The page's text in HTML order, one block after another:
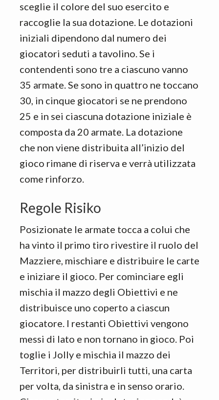
sceglie il colore del suo esercito e
raccoglie la sua dotazione. Le dotazioni
iniziali dipendono dal numero dei
giocatori seduti a tavolino. Se i
contendenti sono tre a ciascuno vanno
35 armate. Se sono in quattro ne toccano
30, in cinque giocatori se ne prendono
25 e in sei ciascuna dotazione iniziale è
composta da 20 armate. La dotazione
che non viene distribuita all’inizio del
gioco rimane di riserva e verrà utilizzata
come rinforzo.
Regole Risiko
Posizionate le armate tocca a colui che
ha vinto il primo tiro rivestire il ruolo del
Mazziere, mischiare e distribuire le carte
e iniziare il gioco. Per cominciare egli
mischia il mazzo degli Obiettivi e ne
distribuisce uno coperto a ciascun
giocatore. I restanti Obiettivi vengono
messi di lato e non tornano in gioco. Poi
toglie i Jolly e mischia il mazzo dei
Territori, per distribuirli tutti, una carta
per volta, da sinistra e in senso orario.